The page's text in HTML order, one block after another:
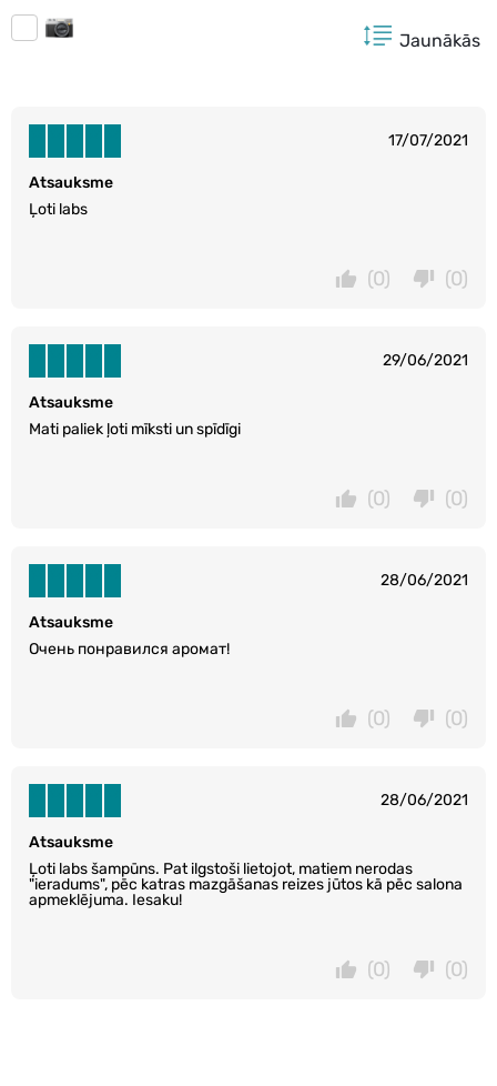
Jaunākās
17/07/2021
Atsauksme
Ļoti labs
(0)
(0)
29/06/2021
Atsauksme
Mati paliek ļoti mīksti un spīdīgi
(0)
(0)
28/06/2021
Atsauksme
Очень понравился аромат!
(0)
(0)
28/06/2021
Atsauksme
Ļoti labs šampūns. Pat ilgstoši lietojot, matiem nerodas
"ieradums", pēc katras mazgāšanas reizes jūtos kā pēc salona
apmeklējuma. Iesaku!
(0)
(0)